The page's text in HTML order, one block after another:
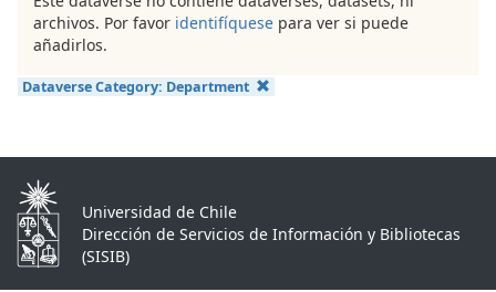
archivos. Por favor identifíquese para ver si puede
añadirlos.
Dataverse Category: Department
Universidad de Chile
Dirección de Servicios de Información y Bibliotecas
(SISIB)